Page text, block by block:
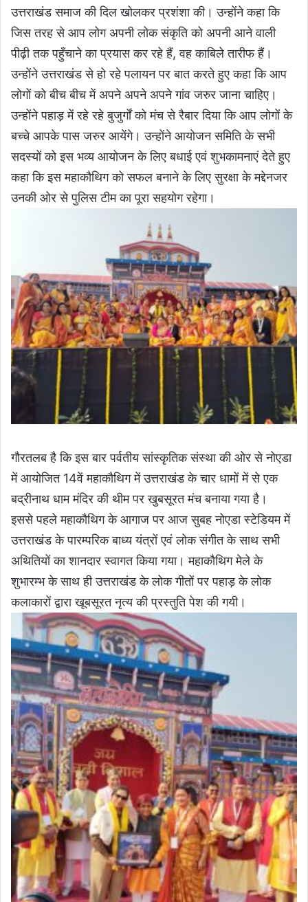
उत्तराखंड समाज की दिल खोलकर प्रशंशा की। उन्होंने कहा कि
जिस तरह से आप लोग अपनी लोक संकृति को अपनी आने वाली
पीढ़ी तक पहुँचाने का प्रयास कर रहे हैं, वह काबिले तारीफ हैं।
उन्होंने उत्तराखंड से हो रहे पलायन पर बात करते हुए कहा कि आप
लोगों को बीच बीच में अपने अपने अपने गांव जरुर जाना चाहिए।
उन्होंने पहाड़ में रहे रहे बुजुर्गों को मंच से रैबार दिया कि आप लोगों के
बच्चे आपके पास जरुर आयेंगे। उन्होंने आयोजन समिति के सभी
सदस्यों को इस भव्य आयोजन के लिए बधाई एवं शुभकामनाएं देते हुए
कहा कि इस महाकौथिग को सफल बनाने के लिए सुरक्षा के मद्देनजर
उनकी ओर से पुलिस टीम का पूरा सहयोग रहेगा।
गौरतलब है कि इस बार पर्वतीय सांस्कृतिक संस्था की ओर से नोएडा
में आयोजित 14वें महाकौथिग में उत्तराखंड के चार धामों में से एक
बद्रीनाथ धाम मंदिर की थीम पर खुबसूरत मंच बनाया गया है।
इससे पहले महाकौथिग के आगाज पर आज सुबह नोएडा स्टेडियम में
उत्तराखंड के पारम्परिक बाध्य यंत्रों एवं लोक संगीत के साथ सभी
अथितियों का शानदार स्वागत किया गया। महाकौथिग मेले के
शुभारम्भ के साथ ही उत्तराखंड के लोक गीतों पर पहाड़ के लोक
कलाकारों द्वारा खूबसूरत नृत्य की प्रस्तुति पेश की गयी।